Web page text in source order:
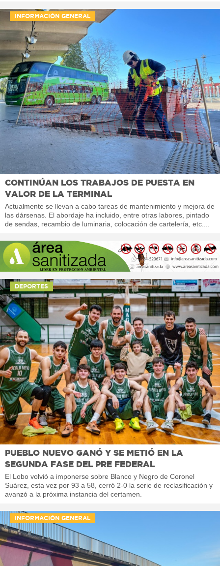
INFORMACIÓN GENERAL
CONTINÚAN LOS TRABAJOS DE PUESTA EN
VALOR DE LA TERMINAL
Actualmente se llevan a cabo tareas de mantenimiento y mejora de
las dársenas. El abordaje ha incluido, entre otras labores, pintado
de sendas, recambio de luminaria, colocación de cartelería, etc....
DEPORTES
PUEBLO NUEVO GANÓ Y SE METIÓ EN LA
SEGUNDA FASE DEL PRE FEDERAL
El Lobo volvió a imponerse sobre Blanco y Negro de Coronel
Suárez, esta vez por 93 a 58, cerró 2-0 la serie de reclasificación y
avanzó a la próxima instancia del certamen.
INFORMACIÓN GENERAL